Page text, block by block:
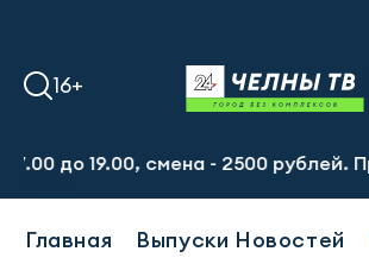
16+
до 19.00, смена - 2500 рублей. Пр-
Главная Выпуски Новостей